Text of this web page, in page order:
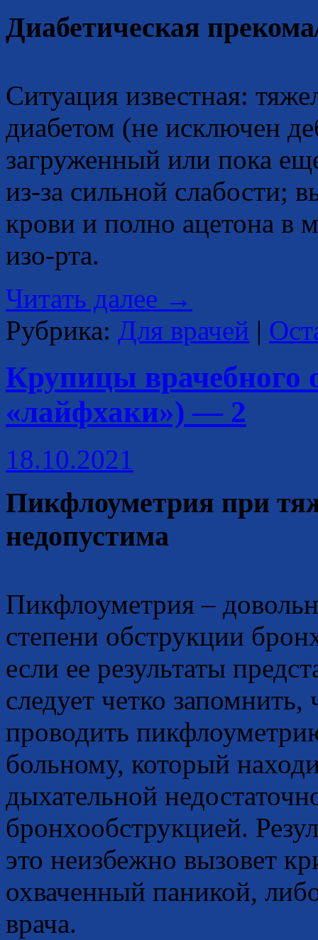
Диабетическая
Ситуация известная:
диабетом (не исключен
загруженный или пока
из-за сильной слабости;
крови и полно ацетона в
изо-рта.
Читать далее →
Рубрика: Для врачей |
Крупицы врачебного
«лайфхаки») — 2
18.10.2021
Пикфлоуметрия при
недопустима
Пикфлоуметрия –
степени обструкции
если ее результаты
следует четко запомнить,
проводить
больному, который
дыхательной
бронхообструкцией.
это неизбежно вызовет
охваченный паникой,
врача.